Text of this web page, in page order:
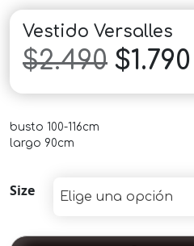
Vestido Versalles
$2.490 El
$1.790
busto 100-116cm
largo 90cm
Size